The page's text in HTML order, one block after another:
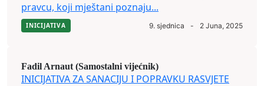
pravcu, koji mještani poznaju...
INICIJATIVA 9. sjednica - 2 Juna, 2025
Fadil Arnaut (Samostalni vijećnik)
INICIJATIVA ZA SANACIJU I POPRAVKU RASVJETE